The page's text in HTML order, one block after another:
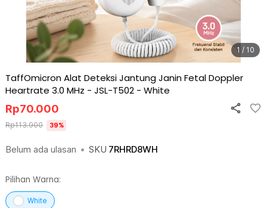
1 / 10
TaffOmicron Alat Deteksi Jantung Janin Fetal Doppler
Heartrate 3.0 MHz - JSL-T502 - White
Belum ada ulasan • SKU 7RHRD8WH
Rp70.000
Rp113.900 39%
Pilihan Warna:
White